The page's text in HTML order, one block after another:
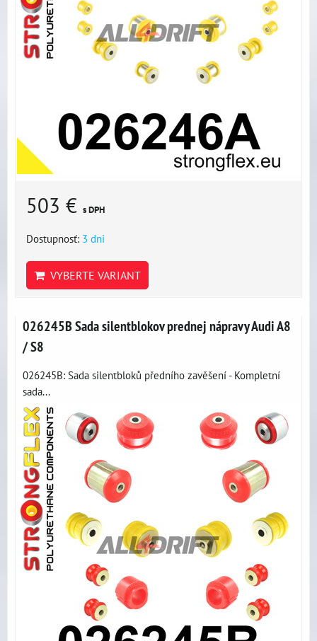
503 € s DPH
Dostupnosť: 3 dni
VYBERTE VARIANT
026245B Sada silentblokov prednej nápravy Audi A8
/ S8
026245B: Sada silentbloků předního zavěšení - Kompletní
sada...